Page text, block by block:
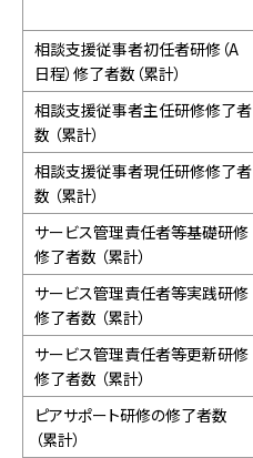
相談支援従事者初任者研修（A
日程）修了者数（累計）
相談支援従事者主任研修修了者
数 （累計）
相談支援従事者現任研修修了者
数 （累計）
サービス管理責任者等基礎研修
修了者数 （累計）
サービス管理責任者等実践研修
修了者数 （累計）
サービス管理責任者等更新研修
修了者数 （累計）
ピアサポート研修の修了者数
（累計）